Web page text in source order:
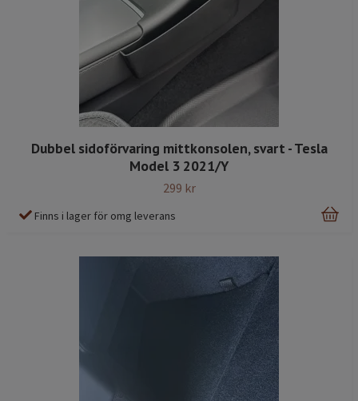
Dubbel sidoförvaring mittkonsolen, svart - Tesla
Model 3 2021/Y
299 kr
Finns i lager för omg leverans